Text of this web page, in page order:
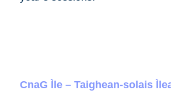
CnaG Ìle – Taighean-solais